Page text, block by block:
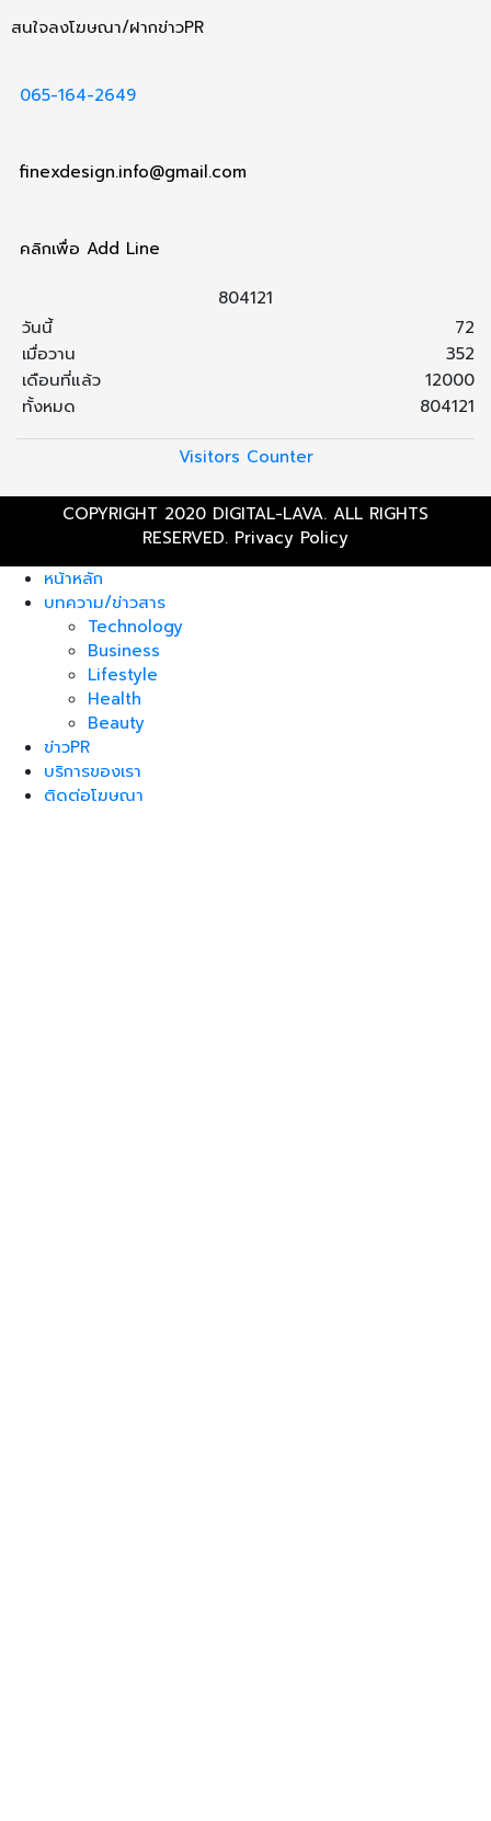
สนใจลงโฆษณา/ฝากข่าวPR
065-164-2649
finexdesign.info@gmail.com
คลิกเพื่อ Add Line
804121
วันนี้
เมื่อวาน
เดือนที่แล้ว
ทั้งหมด
72
352
12000
804121
Visitors Counter
COPYRIGHT 2020 DIGITAL-LAVA. ALL RIGHTS
RESERVED. Privacy Policy
หน้าหลัก
บทความ/ข่าวสาร
Technology
Business
Lifestyle
Health
Beauty
ข่าวPR
บริการของเรา
ติดต่อโฆษณา